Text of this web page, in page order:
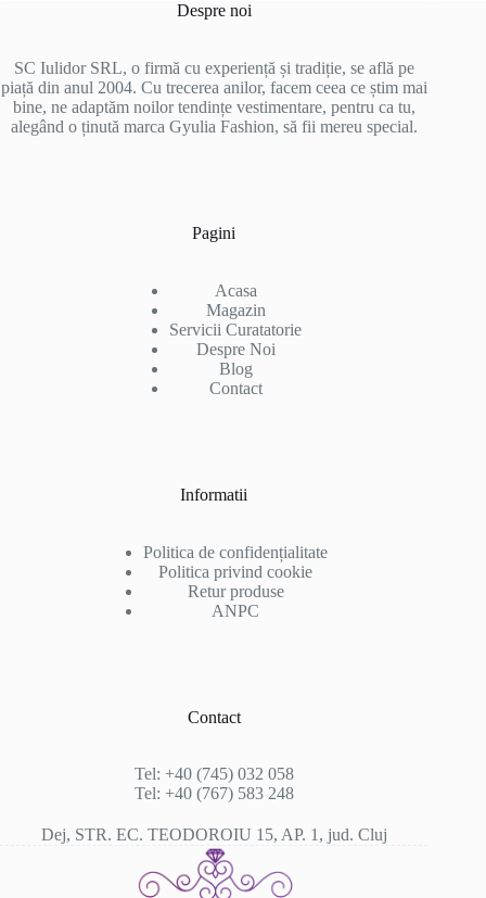
Despre noi
SC Iulidor SRL, o firmă cu experiență și tradiție, se află pe
piață din anul 2004. Cu trecerea anilor, facem ceea ce știm mai
bine, ne adaptăm noilor tendințe vestimentare, pentru ca tu,
alegând o ținută marca Gyulia Fashion, să fii mereu special.
Pagini
Acasa
Magazin
Servicii Curatatorie
Despre Noi
Blog
Contact
Informatii
Politica de confidențialitate
Politica privind cookie
Retur produse
ANPC
Contact
Tel: +40 (745) 032 058
Tel: +40 (767) 583 248
Dej, STR. EC. TEODOROIU 15, AP. 1, jud. Cluj